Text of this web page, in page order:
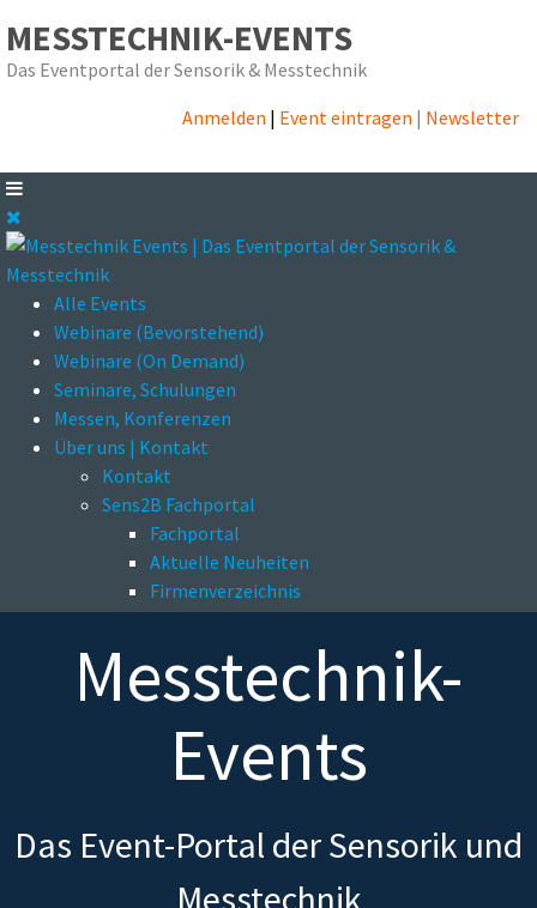
MESSTECHNIK-EVENTS
Das Eventportal der Sensorik & Messtechnik
Anmelden | Event eintragen | Newsletter
Alle Events
Webinare (Bevorstehend)
Webinare (On Demand)
Seminare, Schulungen
Messen, Konferenzen
Über uns | Kontakt
Kontakt
Sens2B Fachportal
Fachportal
Aktuelle Neuheiten
Firmenverzeichnis
Messtechnik-
Events
Das Event-Portal der Sensorik und
Messtechnik